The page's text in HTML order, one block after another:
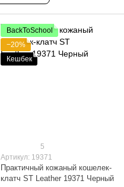
BackToSchool
−20%
Кешбек
5
Артикул: 19371
Практичный кожаный кошелек-
клатч ST Leather 19371 Черный